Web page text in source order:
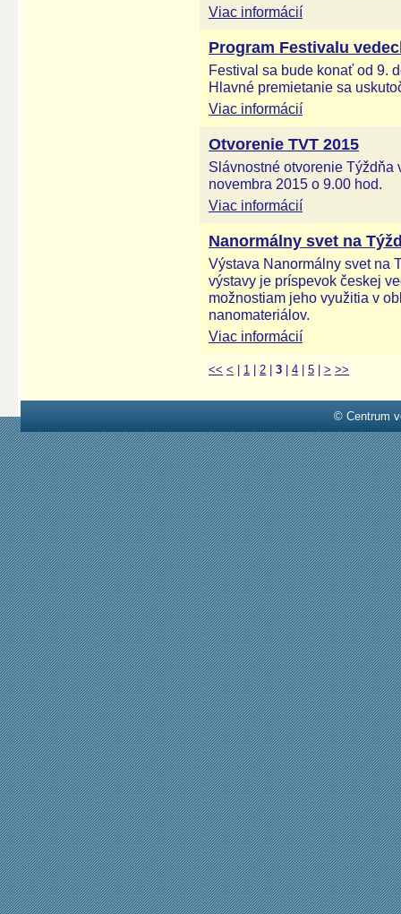
Viac informácií
Program Festivalu
Festival sa bude konať od 9.
Hlavné premietanie sa
Viac informácií
Otvorenie TVT 2015
Slávnostné otvorenie Týždňa
novembra 2015 o 9.00 hod.
Viac informácií
Nanormálny svet na
Výstava Nanormálny svet na
výstavy je príspevok českej
možnostiam jeho využitia v
nanomateriálov.
Viac informácií
<< < 1 2 3 4 5 > >>
© Centrum